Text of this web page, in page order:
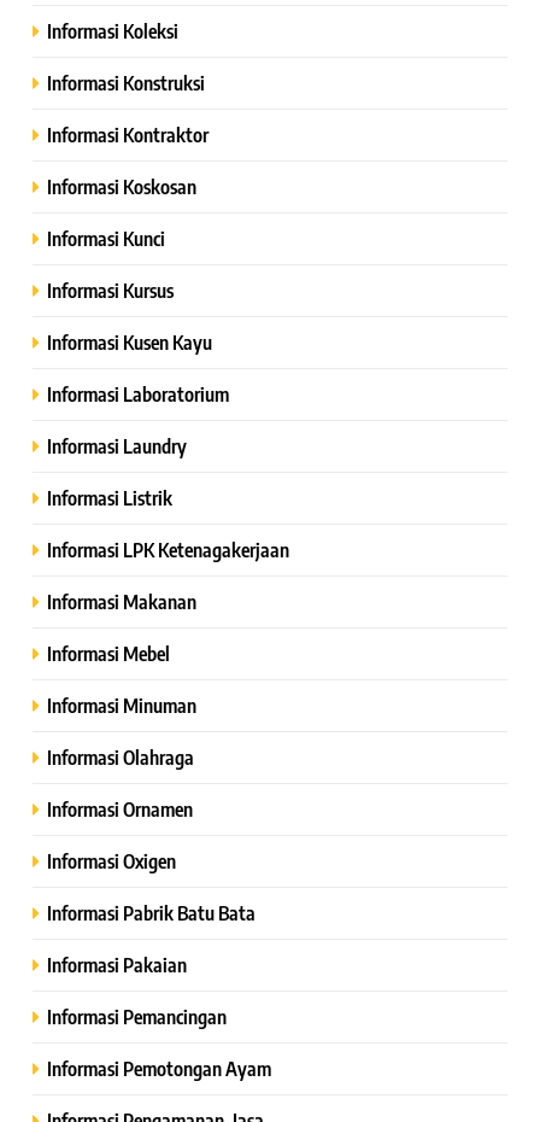
Informasi Koleksi
Informasi Konstruksi
Informasi Kontraktor
Informasi Koskosan
Informasi Kunci
Informasi Kursus
Informasi Kusen Kayu
Informasi Laboratorium
Informasi Laundry
Informasi Listrik
Informasi LPK Ketenagakerjaan
Informasi Makanan
Informasi Mebel
Informasi Minuman
Informasi Olahraga
Informasi Ornamen
Informasi Oxigen
Informasi Pabrik Batu Bata
Informasi Pakaian
Informasi Pemancingan
Informasi Pemotongan Ayam